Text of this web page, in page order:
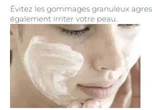
Évitez les gommages granuleux
également irriter votre peau.